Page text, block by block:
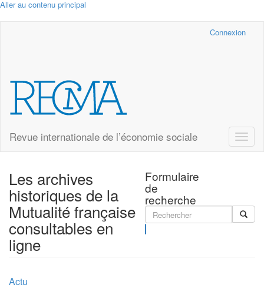
Aller au contenu principal
Connexion
Revue internationale de l’économie sociale
Toggle
Formulaire
de
recherche
Les archives
historiques de la
Mutualité française
consultables en
ligne
Actu